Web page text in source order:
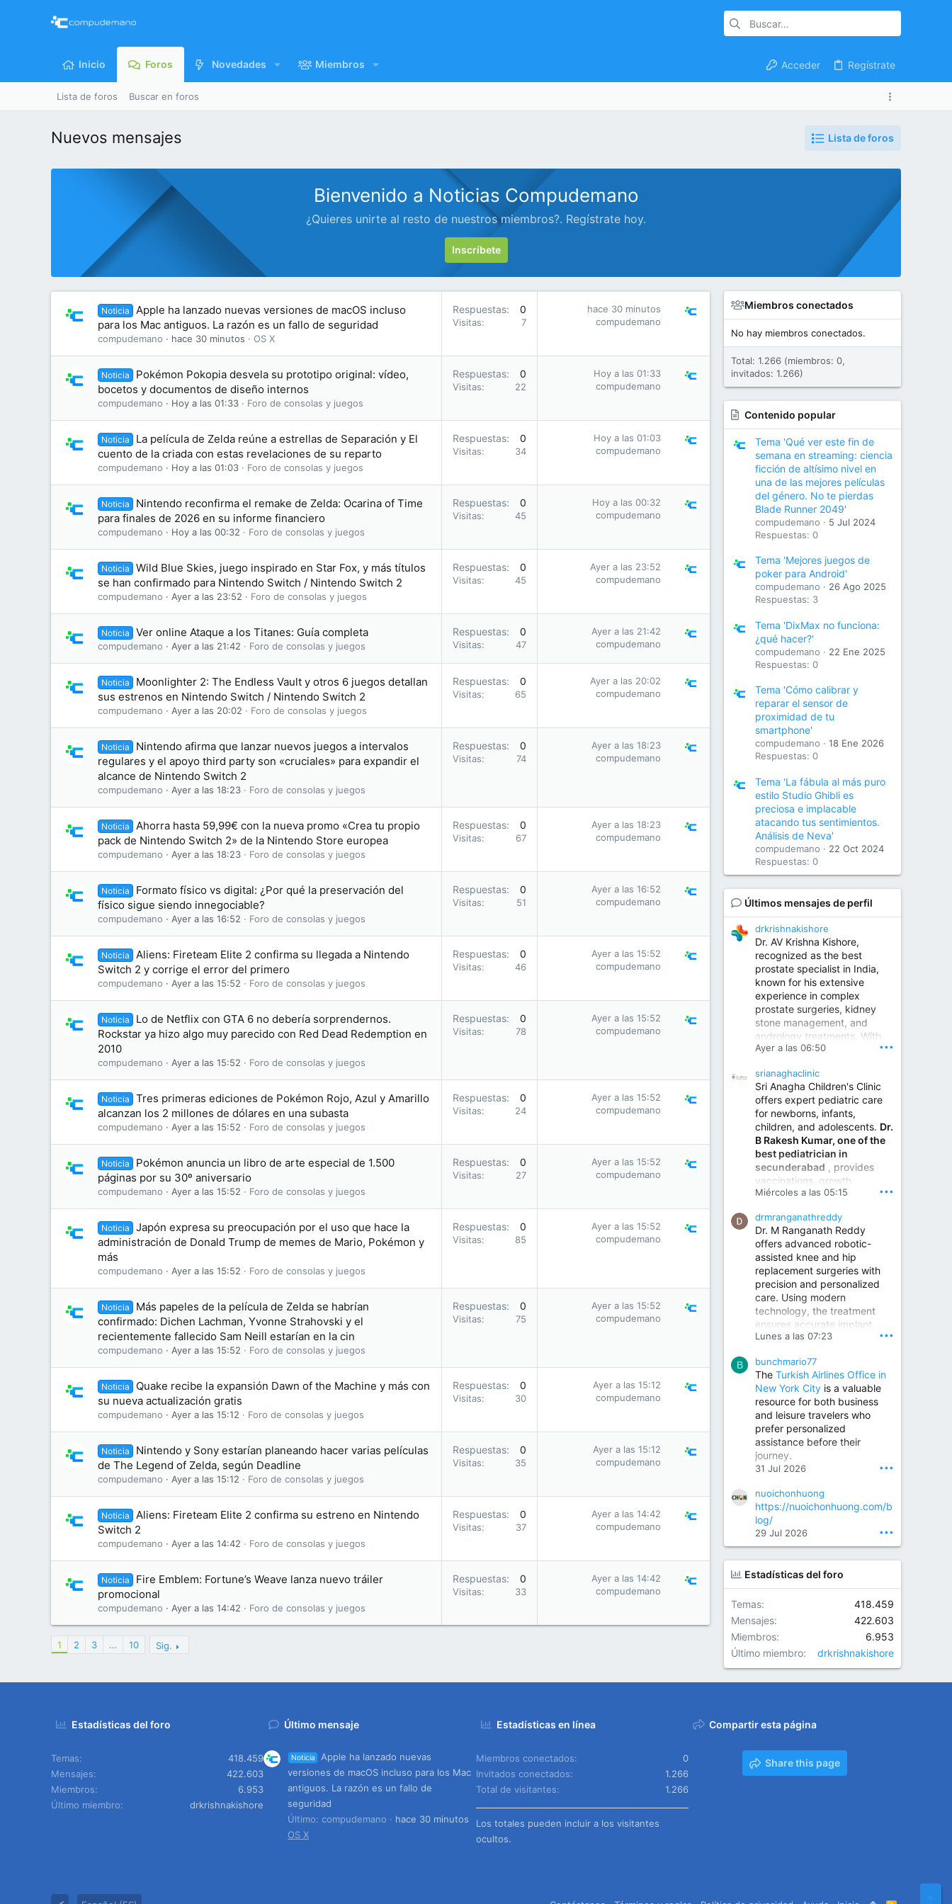
Inicio Foros Novedades Miembros Acceder Regístrate
Lista de foros Buscar en foros
Nuevos mensajes Lista de foros
Bienvenido a Noticias Compudemano
¿Quieres unirte al resto de nuestros miembros?. Regístrate hoy.
Inscríbete
Noticia
Apple ha lanzado nuevas versiones de macOS incluso
para los Mac antiguos. La razón es un fallo de seguridad
compudemano hace 30 minutos OS X
Respuestas 0
Visitas 7
hace 30 minutos
compudemano
Noticia
Pokémon Pokopia desvela su prototipo original: vídeo,
bocetos y documentos de diseño internos
compudemano Hoy a las 01:33 Foro de consolas y juegos
Respuestas 0
Visitas 22
Hoy a las 01:33
compudemano
Noticia
La película de Zelda reúne a estrellas de Separación y El
cuento de la criada con estas revelaciones de su reparto
compudemano Hoy a las 01:03 Foro de consolas y juegos
Respuestas 0
Visitas 34
Hoy a las 01:03
compudemano
Noticia
Nintendo reconfirma el remake de Zelda: Ocarina of Time
para finales de 2026 en su informe financiero
compudemano Hoy a las 00:32 Foro de consolas y juegos
Respuestas 0
Visitas 45
Hoy a las 00:32
compudemano
Noticia
Wild Blue Skies, juego inspirado en Star Fox, y más títulos
se han confirmado para Nintendo Switch / Nintendo Switch 2
compudemano Ayer a las 23:52 Foro de consolas y juegos
Respuestas 0
Visitas 45
Ayer a las 23:52
compudemano
Noticia Ver online Ataque a los Titanes: Guía completa
compudemano Ayer a las 21:42 Foro de consolas y juegos
Respuestas 0
Visitas 47
Ayer a las 21:42
compudemano
Noticia
Moonlighter 2: The Endless Vault y otros 6 juegos detallan
sus estrenos en Nintendo Switch / Nintendo Switch 2
compudemano Ayer a las 20:02 Foro de consolas y juegos
Respuestas 0
Visitas 65
Ayer a las 20:02
compudemano
Noticia
Nintendo afirma que lanzar nuevos juegos a intervalos
regulares y el apoyo third party son «cruciales» para expandir el
alcance de Nintendo Switch 2
compudemano Ayer a las 18:23 Foro de consolas y juegos
Respuestas 0
Visitas 74
Ayer a las 18:23
compudemano
Noticia
Ahorra hasta 59,99€ con la nueva promo «Crea tu propio
pack de Nintendo Switch 2» de la Nintendo Store europea
compudemano Ayer a las 18:23 Foro de consolas y juegos
Respuestas 0
Visitas 67
Ayer a las 18:23
compudemano
Noticia
Formato físico vs digital: ¿Por qué la preservación del
físico sigue siendo innegociable?
compudemano Ayer a las 16:52 Foro de consolas y juegos
Respuestas 0
Visitas 51
Ayer a las 16:52
compudemano
Noticia
Aliens: Fireteam Elite 2 confirma su llegada a Nintendo
Switch 2 y corrige el error del primero
compudemano Ayer a las 15:52 Foro de consolas y juegos
Respuestas 0
Visitas 46
Ayer a las 15:52
compudemano
Noticia
Lo de Netflix con GTA 6 no debería sorprendernos.
Rockstar ya hizo algo muy parecido con Red Dead Redemption en
2010
compudemano Ayer a las 15:52 Foro de consolas y juegos
Respuestas 0
Visitas 78
Ayer a las 15:52
compudemano
Noticia
Tres primeras ediciones de Pokémon Rojo, Azul y Amarillo
alcanzan los 2 millones de dólares en una subasta
compudemano Ayer a las 15:52 Foro de consolas y juegos
Respuestas 0
Visitas 24
Ayer a las 15:52
compudemano
Noticia
Pokémon anuncia un libro de arte especial de 1.500
páginas por su 30º aniversario
compudemano Ayer a las 15:52 Foro de consolas y juegos
Respuestas 0
Visitas 27
Ayer a las 15:52
compudemano
Noticia
Japón expresa su preocupación por el uso que hace la
administración de Donald Trump de memes de Mario, Pokémon y
más
compudemano Ayer a las 15:52 Foro de consolas y juegos
Respuestas 0
Visitas 85
Ayer a las 15:52
compudemano
Noticia
Más papeles de la película de Zelda se habrían
confirmado: Dichen Lachman, Yvonne Strahovski y el
recientemente fallecido Sam Neill estarían en la cin
compudemano Ayer a las 15:52 Foro de consolas y juegos
Respuestas 0
Visitas 75
Ayer a las 15:52
compudemano
Noticia
Quake recibe la expansión Dawn of the Machine y más con
su nueva actualización gratis
compudemano Ayer a las 15:12 Foro de consolas y juegos
Respuestas 0
Visitas 30
Ayer a las 15:12
compudemano
Noticia
Nintendo y Sony estarían planeando hacer varias películas
de The Legend of Zelda, según Deadline
compudemano Ayer a las 15:12 Foro de consolas y juegos
Respuestas 0
Visitas 35
Ayer a las 15:12
compudemano
Noticia
Aliens: Fireteam Elite 2 confirma su estreno en Nintendo
Switch 2
compudemano Ayer a las 14:42 Foro de consolas y juegos
Respuestas 0
Visitas 37
Ayer a las 14:42
compudemano
Noticia
Fire Emblem: Fortune’s Weave lanza nuevo tráiler
promocional
compudemano Ayer a las 14:42 Foro de consolas y juegos
Respuestas 0
Visitas 33
Ayer a las 14:42
compudemano
1 2 3 … 10 Sig.
Miembros conectados
No hay miembros conectados.
Total: 1.266 (miembros: 0,
invitados: 1.266)
Contenido popular
Tema 'Qué ver este fin de
semana en streaming: ciencia
ficción de altísimo nivel en
una de las mejores películas
del género. No te pierdas
Blade Runner 2049'
compudemano
5 Jul 2024
Respuestas: 0
Tema 'Mejores juegos de
poker para Android'
compudemano
26 Ago 2025
Respuestas: 3
Tema 'DixMax no funciona:
¿qué hacer?'
compudemano
22 Ene 2025
Respuestas: 0
Tema 'Cómo calibrar y
reparar el sensor de
proximidad de tu
smartphone'
compudemano
18 Ene 2026
Respuestas: 0
Tema 'La fábula al más puro
estilo Studio Ghibli es
preciosa e implacable
atacando tus sentimientos.
Análisis de Neva'
compudemano
22 Oct 2024
Respuestas: 0
Últimos mensajes de perfil
drkrishnakishore
Dr. AV Krishna Kishore,
recognized as the best
prostate specialist in India,
known for his extensive
experience in complex
prostate surgeries, kidney
stone management, and
andrology treatments. With
years of surgical practice and
invasive and robotic
techniques.
Best Urologist in Vijayawada | Urology Specialist in Vijayawada
Dr. A. V. Krishna Kishore,
the Best Urologist...
www.drkrishnakishore.com
Ayer a las 06:50 •••
srianaghaclinic
Sri Anagha Children's Clinic
offers expert pediatric care
for newborns, infants,
children, and adolescents. Dr.
B Rakesh Kumar, one of the
best pediatrician in
secunderabad , provides
vaccinations, growth
monitoring, newborn care,
illnesses, nutrition guidance,
and preventive healthcare in
a child-friendly environment.
Children Hospital in Secunderabad | Best Pediatrician in Hyderabad | Neonatologist in Medchal
Our pediatrician and
Neonatologist team at...
www.srianaghaclinic.com
Miércoles a las 05:15 •••
drmranganathreddy
Dr. M Ranganath Reddy
offers advanced robotic-
assisted knee and hip
replacement surgeries with
precision and personalized
care. Using modern
technology, the treatment
ensures accurate implant
placement, reduced pain,
improved joint function,
helping patients return to an
active and comfortable
lifestyle.
Orthopedic Surgeon in Kondapur | Best Orthopedic Doctor in Kondapur | Dr. M. Ranganath Reddy
Consult Dr. M. Ranganath
Reddy, the best...
www.drranganathreddy.co
m
Lunes a las 07:23 •••
B bunchmario77
The Turkish Airlines Office in
New York City is a valuable
resource for both business
and leisure travelers who
prefer personalized
assistance before their
journey.
31 Jul 2026 •••
nuoichonhuong
https://nuoichonhuong.com/b
log/
29 Jul 2026 •••
Estadísticas del foro
Temas
418.459
Mensajes
422.603
Miembros
6.953
Último miembro
drkrishnakishore
Estadísticas del foro
Temas
418.459
Mensajes
422.603
Miembros
6.953
Último miembro
drkrishnakishore
Último mensaje
Noticia
Apple ha lanzado nuevas
versiones de macOS incluso para los Mac
antiguos. La razón es un fallo de
seguridad
Último: compudemano
hace 30 minutos
OS X
Estadísticas en línea
Miembros conectados
0
Invitados conectados
1.266
Total de visitantes
1.266
Los totales pueden incluir a los visitantes
ocultos.
Compartir esta página
Share this page